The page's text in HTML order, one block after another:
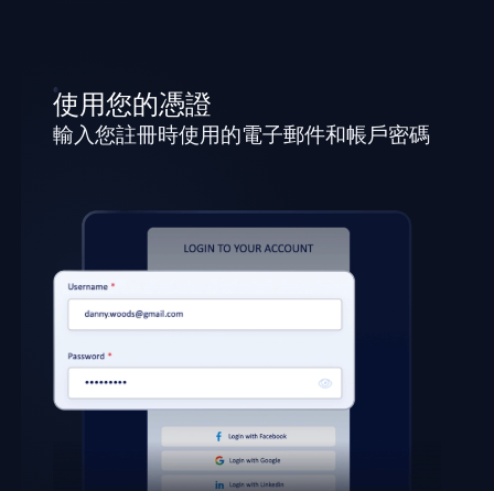
使用您的憑證
輸入您註冊時使用的電子郵件和帳戶密碼